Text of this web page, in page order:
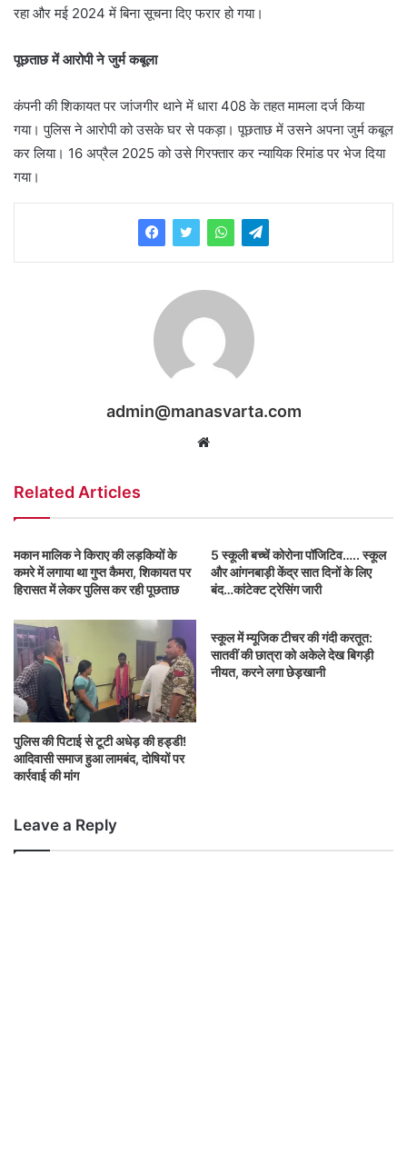
रहा और मई 2024 में बिना सूचना दिए फरार हो गया।
पूछताछ में आरोपी ने जुर्म कबूला
कंपनी की शिकायत पर जांजगीर थाने में धारा 408 के तहत मामला दर्ज किया
गया। पुलिस ने आरोपी को उसके घर से पकड़ा। पूछताछ में उसने अपना जुर्म कबूल
कर लिया। 16 अप्रैल 2025 को उसे गिरफ्तार कर न्यायिक रिमांड पर भेज दिया
गया।
admin@manasvarta.com
Website
Related Articles
मकान मालिक ने किराए की लड़कियों के
कमरे में लगाया था गुप्त कैमरा, शिकायत पर
हिरासत में लेकर पुलिस कर रही पूछताछ
5 स्कूली बच्चें कोरोना पॉजिटिव….. स्कूल
और आंगनबाड़ी केंद्र सात दिनों के लिए
बंद…कांटेक्ट ट्रेसिंग जारी
पुलिस की पिटाई से टूटी अधेड़ की हड्डी!
आदिवासी समाज हुआ लामबंद, दोषियों पर
कार्रवाई की मांग
स्‍कूल में म्‍यूजिक टीचर की गंदी करतूत:
सातवीं की छात्रा को अकेले देख बिगड़ी
नीयत, करने लगा छेड़खानी
Leave a Reply